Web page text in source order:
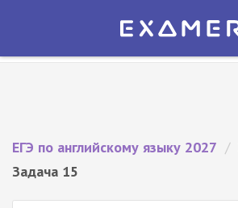
Экзамер — ЕГЭ 2027
ЕГЭ по английскому языку 2027 /
Задача 15